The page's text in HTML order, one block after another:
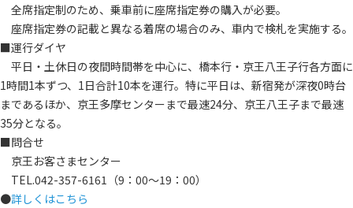
全席指定制のため、乗車前に座席指定券の購入が必要。
座席指定券の記載と異なる着席の場合のみ、車内で検札を実施する。
■運行ダイヤ
平日・土休日の夜間時間帯を中心に、橋本行・京王八王子行各方面に
1時間1本ずつ、1日合計10本を運行。特に平日は、新宿発が深夜0時台
まであるほか、京王多摩センターまで最速24分、京王八王子まで最速
35分となる。
■問合せ
京王お客さまセンター
TEL.042-357-6161（9：00～19：00）
●詳しくはこちら